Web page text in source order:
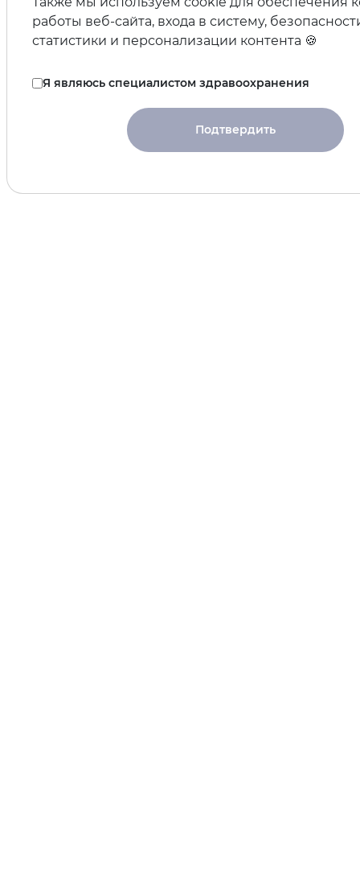
работы веб-сайта, входа в систему,
статистики и персонализации контента 🍪
Я являюсь специалистом здравоохранения
Подтвердить